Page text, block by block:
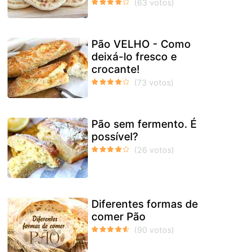
Pão VELHO - Como
deixá-lo fresco e
crocante!
Pão sem fermento. É
possível?
Diferentes formas de
comer Pão